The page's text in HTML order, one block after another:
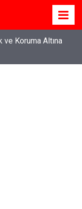
ve Koruma Altına